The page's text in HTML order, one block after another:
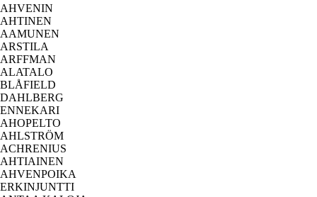
AHVENIN
AHTINEN
AAMUNEN
ARSTILA
ARFFMAN
ALATALO
BLÅFIELD
DAHLBERG
ENNEKARI
AHOPELTO
AHLSTRÖM
ACHRENIUS
AHTIAINEN
AHVENPOIKA
ERKINJUNTTI